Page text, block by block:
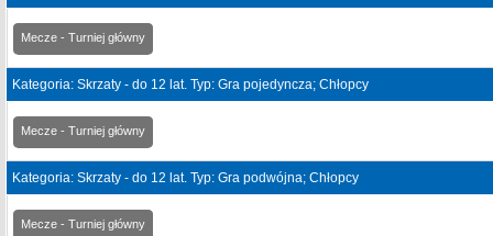
Mecze - Turniej główny
Kategoria: Skrzaty - do 12 lat. Typ: Gra pojedyncza; Chłopcy
Mecze - Turniej główny
Kategoria: Skrzaty - do 12 lat. Typ: Gra podwójna; Chłopcy
Mecze - Turniej główny